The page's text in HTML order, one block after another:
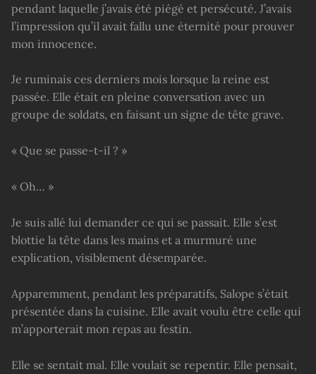
pendant laquelle j’avais été piégé et persécuté. J’avais
l’impression qu’il avait fallu une éternité pour prouver
mon innocence.
Je ruminais ces derniers mois lorsque la reine est
passée. Elle était en pleine conversation avec un
groupe de soldats, en faisant un signe de tête grave.
« Que se passe-t-il ? »
« Oh… »
Je suis allé lui demander ce qui se passait. Elle s’est
blottie la tête dans les mains et a murmuré une
explication, visiblement désemparée.
Apparemment, pendant les préparatifs, Salope s’était
présentée dans la cuisine. Elle avait voulu être celle qui
m’apporterait mon repas au festin.
Elle se sentait mal. Elle voulait se repentir. Elle pensait,